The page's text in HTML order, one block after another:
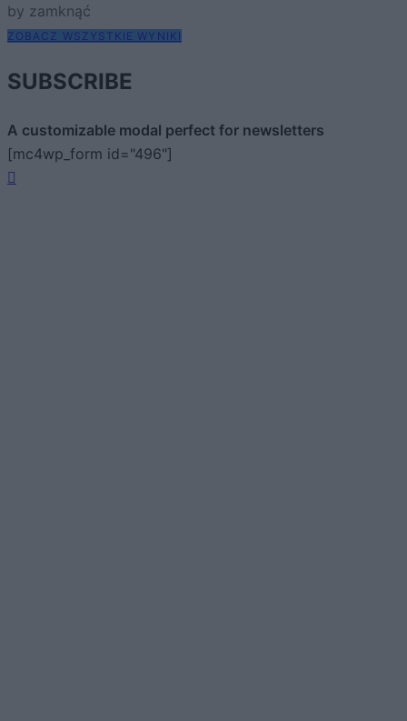
by zamknąć
ZOBACZ WSZYSTKIE WYNIKI
SUBSCRIBE
A customizable modal perfect for newsletters
[mc4wp_form id="496"]